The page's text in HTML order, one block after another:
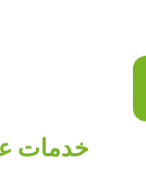
خدمات